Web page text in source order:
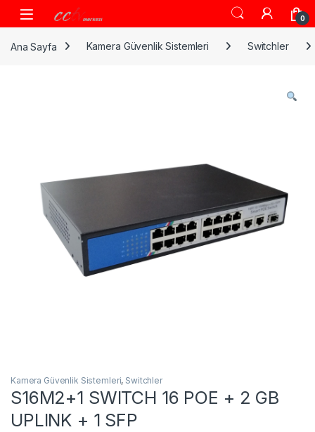
Skip to navigation
Skip to content
0
Ana Sayfa Kamera Güvenlik Sistemleri Switchler
Kamera Güvenlik Sistemleri, Switchler
S16M2+1 SWITCH 16 POE + 2 GB
UPLINK + 1 SFP